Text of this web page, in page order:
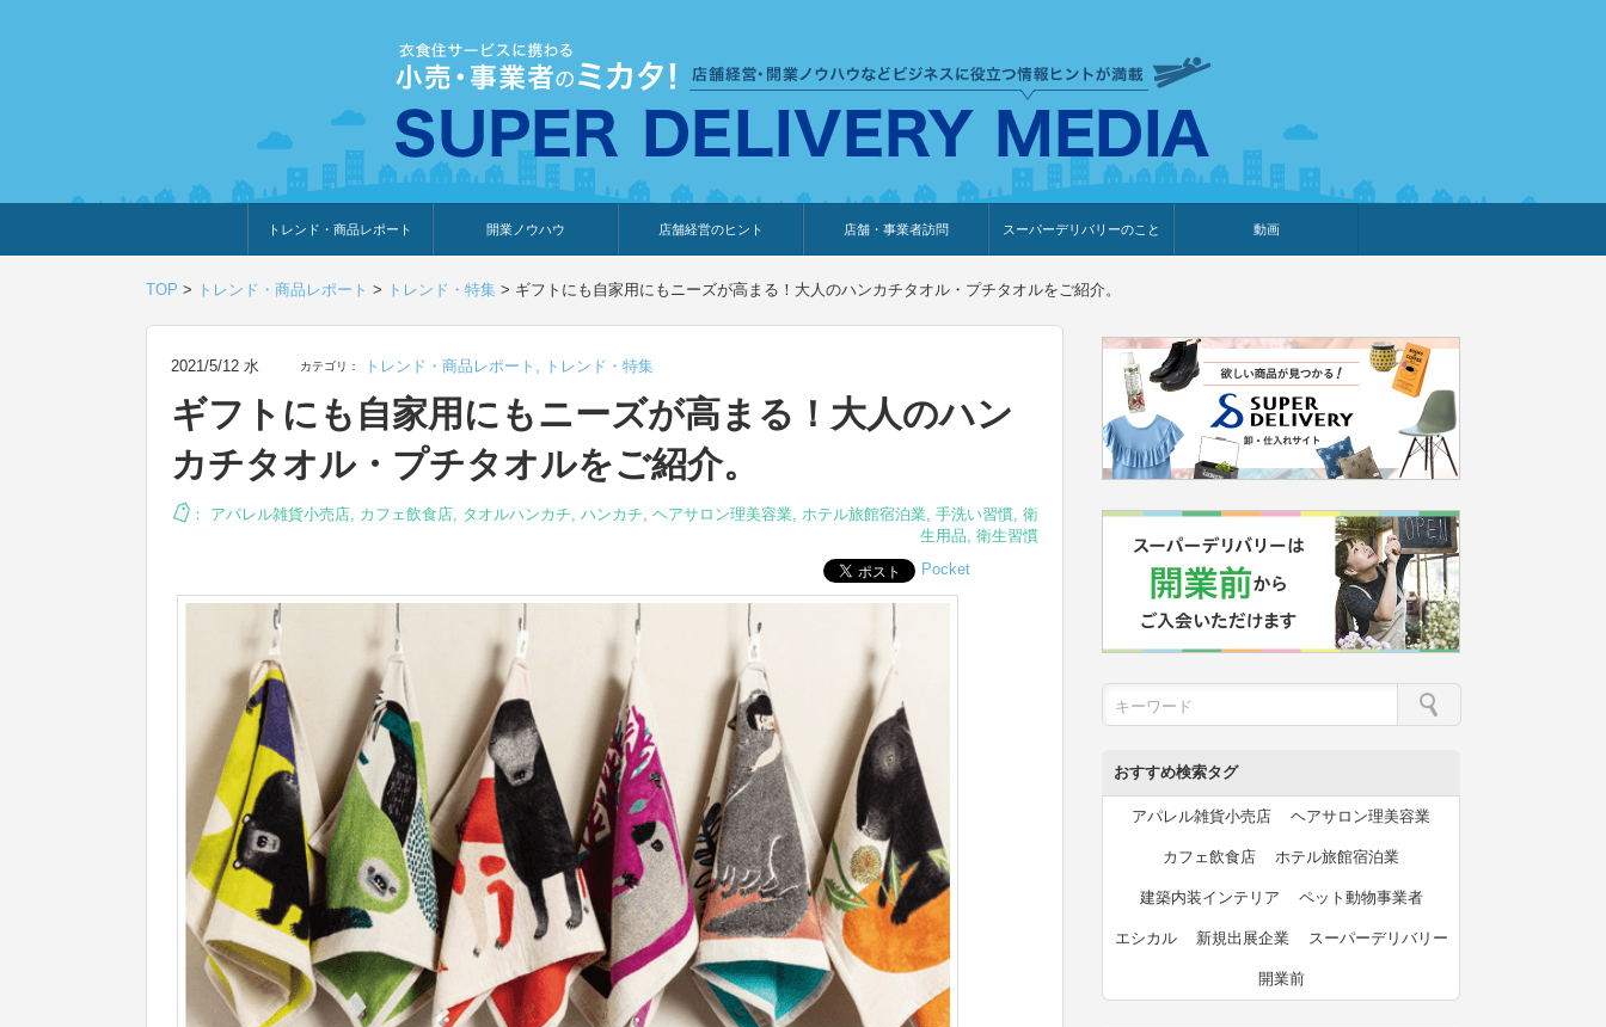
トレンド・商品レポート
トレンド・特集
人気ランキング
出展企業のおすすめ
商品体験・レビュー
暮らしの提案
開業ノウハウ
開業までの道のり
開業知識・情報
店舗経営のヒント
ウェブ集客・販売促進
仕入れ
展示会情報
接客・販売
知識情報
販促カレンダー
集客・販売促進
店舗・事業者訪問
カフェ・飲食店
ペットサロン
観光・ホテル旅館宿泊業
スーパーデリバリーのこと
SD export
お知らせ
イベント・プレゼント企画
セミナー・調査レポート
体験型イベント・動画告知
外部メディア掲載
新規出展メーカー
動画
TOP > トレンド・商品レポート > トレンド・特集 > ギフトにも自家用にもニーズが高まる！大人のハンカチタオル・プチタオルをご紹介。
2021/5/12 水 カテゴリ： トレンド・商品レポート , トレンド・特集
ギフトにも自家用にもニーズが高まる！大人のハン
カチタオル・プチタオルをご紹介。
： アパレル雑貨小売店, カフェ飲食店, タオルハンカチ, ハンカチ, ヘアサロン理美容業, ホテル旅館宿泊業, 手洗い習慣, 衛
生用品, 衛生習慣
Pocket
おすすめ検索タグ
アパレル雑貨小売店 ヘアサロン理美容業
カフェ飲食店 ホテル旅館宿泊業
建築内装インテリア ペット動物事業者
エシカル 新規出展企業 スーパーデリバリー
開業前